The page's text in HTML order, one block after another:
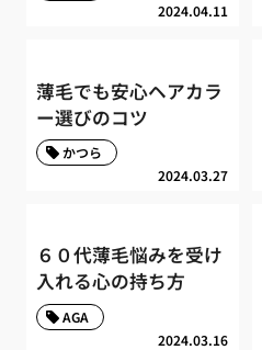
2024.04.11
薄毛でも安心ヘアカラ
ー選びのコツ
2024.03.27
かつら
６０代薄毛悩みを受け
入れる心の持ち方
2024.03.16
AGA